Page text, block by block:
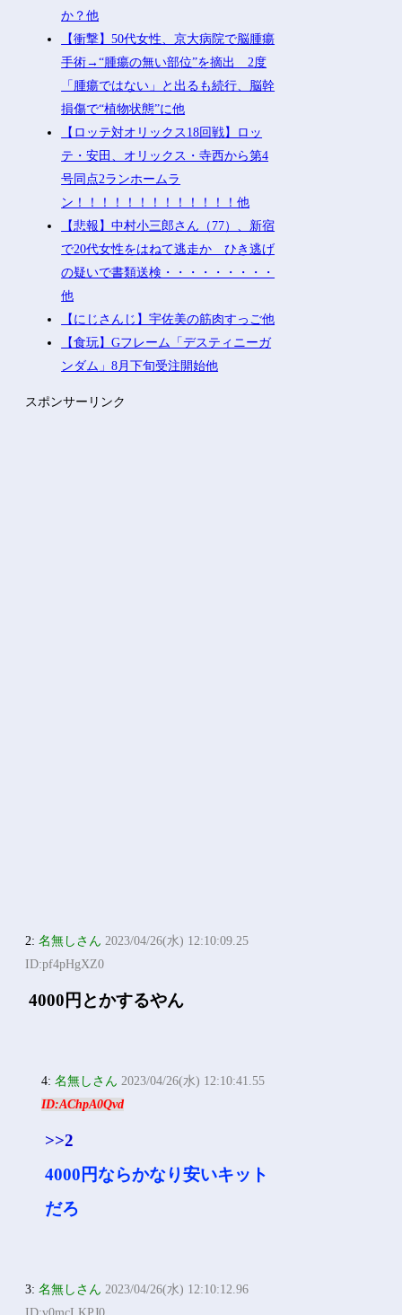
か？他
【衝撃】50代女性、京大病院で脳腫瘍
手術→“腫瘍の無い部位”を摘出 2度
「腫瘍ではない」と出るも続行、脳幹
損傷で“植物状態”に他
【ロッテ対オリックス18回戦】ロッ
テ・安田、オリックス・寺西から第4
号同点2ランホームラ
ン！！！！！！！！！！！！！他
【悲報】中村小三郎さん（77）、新宿
で20代女性をはねて逃走か ひき逃げ
の疑いで書類送検・・・・・・・・・
他
【にじさんじ】宇佐美の筋肉すっご他
【食玩】Gフレーム「デスティニーガ
ンダム」8月下旬受注開始他
スポンサーリンク
2:名無しさん 2023/04/26(水) 12:10:09.25
ID:pf4pHgXZ0
4000円とかするやん
4:名無しさん 2023/04/26(水) 12:10:41.55
ID:AChpA0Qvd
>>2
4000円ならかなり安いキット
だろ
3:名無しさん 2023/04/26(水) 12:10:12.96